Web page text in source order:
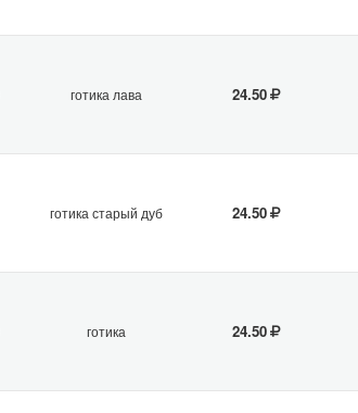
готика лава 24.50
готика старый дуб 24.50
готика 24.50